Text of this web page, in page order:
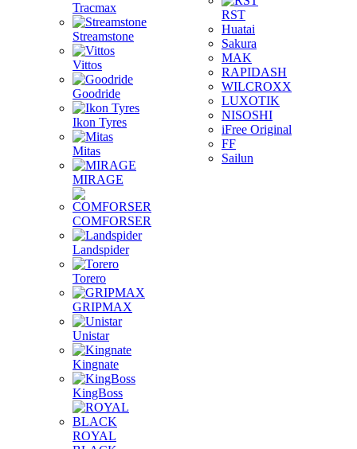
Tracmax
Streamstone
Vittos
Goodride
Ikon Tyres
Mitas
MIRAGE
COMFORSER
Landspider
Torero
GRIPMAX
Unistar
Kingnate
KingBoss
ROYAL
RST
Huatai
Sakura
MAK
RAPIDASH
WILCROXX
LUXOTIK
NISOSHI
iFree Original
FF
Sailun